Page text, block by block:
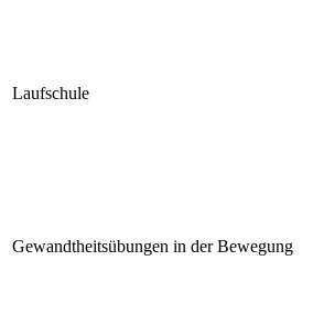
Laufschule
Gewandtheitsübungen in der Bewegung